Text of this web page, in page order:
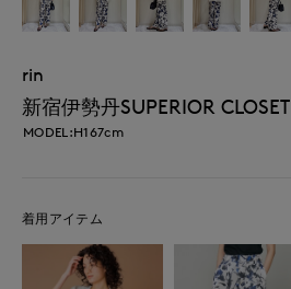
rin
新宿伊勢丹SUPERIOR CLOSET
MODEL:H167cm
着用アイテム